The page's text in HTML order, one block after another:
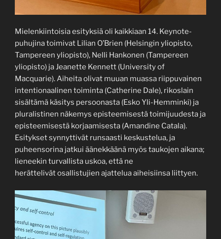
Mielenkiintoisia esityksiä oli kaikkiaan 14. Keynote-
puhujina toimivat Lilian O’Brien (Helsingin yliopisto,
Tampereen yliopisto), Nelli Hankonen (Tampereen
yliopisto) ja Jeanette Kennett (University of
Macquarie). Aiheita olivat muuan muassa riippuvainen
intentionaalinen toiminta (Catherine Dale), rikoslain
sisältämä käsitys persoonasta (Esko Yli-Hemminki) ja
pluralistinen näkemys episteemisestä toimijuudesta ja
episteemisestä korjaamisesta (Amandine Catala).
Esitykset synnyttivät runsaasti keskustelua, ja
puheensorina jatkui äänekkäänä myös taukojen aikana;
lieneekin turvallista uskoa, että ne
herättelivät osallistujien ajattelua aiheisiinsa liittyen.